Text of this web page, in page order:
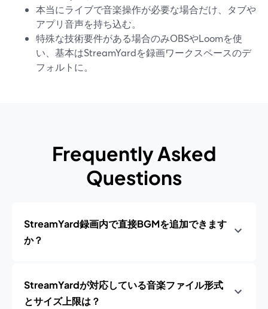
本当にライブで音楽操作が必要な場合だけ、タブや
アプリ音声を持ち込む。
特殊な技術要件がある場合のみOBSやLoomを使
い、基本はStreamYardを録画ワークスペースのデ
フォルトに。
Frequently Asked
Questions
StreamYard録画内で直接BGMを追加できます
か？
StreamYardが対応している音楽ファイル形式
とサイズ上限は？